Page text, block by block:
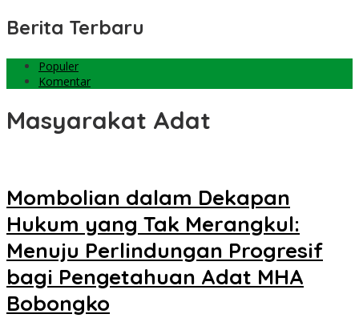
Berita Terbaru
Populer
Komentar
Masyarakat Adat
Mombolian dalam Dekapan
Hukum yang Tak Merangkul:
Menuju Perlindungan Progresif
bagi Pengetahuan Adat MHA
Bobongko